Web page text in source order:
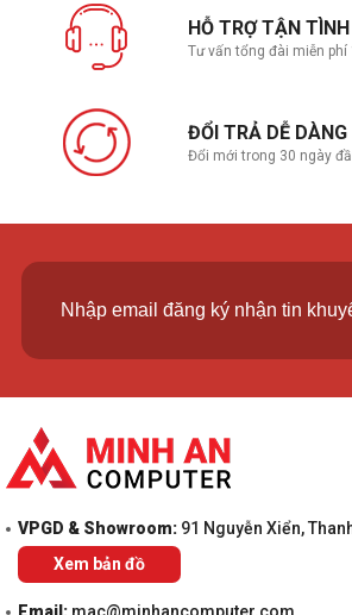
HỖ TRỢ TẬN TÌNH
Tư vấn tổng đài miễn phí
ĐỔI TRẢ DỄ DÀNG
Đổi mới trong 30 ngày
VPGD & Showroom: 91 Nguyễn Xiển,
Xem bản đồ